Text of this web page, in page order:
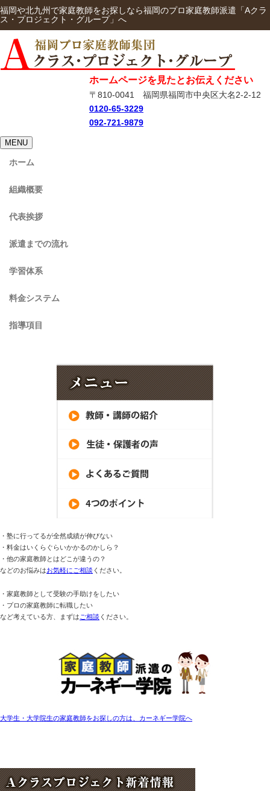
福岡や北九州で家庭教師をお探しなら福岡のプロ家庭教師派遣「Aクラ
ス・プロジェクト・グループ」へ
ホームページを見たとお伝えください
〒810-0041 福岡県福岡市中央区大名2-2-12
0120-65-3229
092-721-9879
MENU
ホーム
組織概要
代表挨拶
派遣までの流れ
学習体系
料金システム
指導項目
・塾に行ってるが全然成績が伸びない
・料金はいくらぐらいかかるのかしら？
・他の家庭教師とはどこが違うの？
などのお悩みはお気軽にご相談 ください。
・家庭教師として受験の手助けをしたい
・プロの家庭教師に転職したい
など考えている方、まずは ご相談 ください。
大学生・大学院生の家庭教師をお探しの方は、カーネギー学院へ